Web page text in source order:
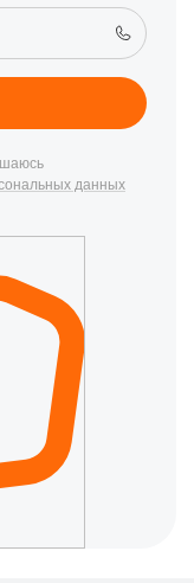
проблемы с
системы
Ремонт
как профилактику
так и
доплат.
город или нужно
Санкт-Петербурге
на месте, а при
для глубокого
ремонте
и поиск
данных